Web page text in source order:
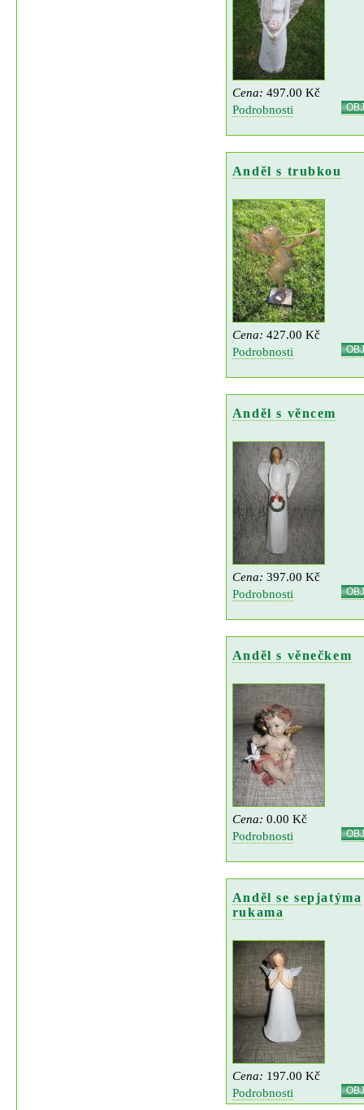
Cena: 497.00 Kč
Podrobnosti
Anděl s trubkou
Cena: 427.00 Kč
Podrobnosti
Anděl s věncem
Cena: 397.00 Kč
Podrobnosti
Anděl s věnečkem
Cena: 0.00 Kč
Podrobnosti
Anděl se sepjatýma
rukama
Cena: 197.00 Kč
Podrobnosti